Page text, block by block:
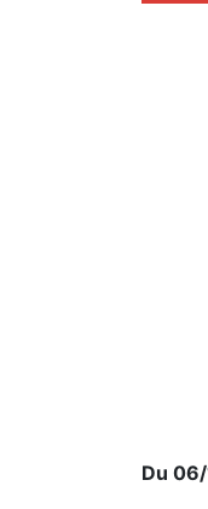
Du